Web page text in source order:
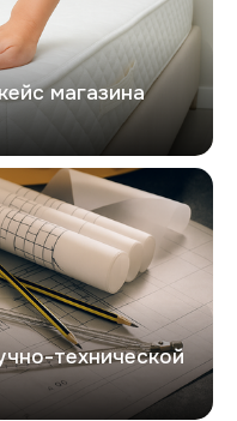
магазина
технической